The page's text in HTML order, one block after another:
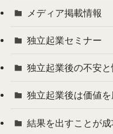
メディア掲載情報
独立起業セミナー
独立起業後の不安と
独立起業後は価値を
結果を出すことが